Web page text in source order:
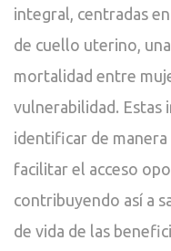
integral, centradas
de cuello uterino,
mortalidad entre
vulnerabilidad. Estas
identificar de
facilitar el acceso
contribuyendo así a
de vida de las